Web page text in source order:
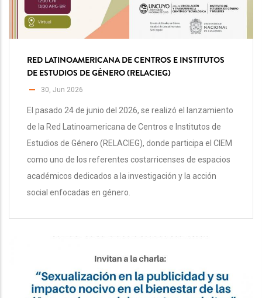
RED LATINOAMERICANA DE CENTROS E INSTITUTOS
DE ESTUDIOS DE GÉNERO (RELACIEG)
30, Jun 2026
El pasado 24 de junio del 2026, se realizó el lanzamiento
de la Red Latinoamericana de Centros e Institutos de
Estudios de Género (RELACIEG), donde participa el CIEM
como uno de los referentes costarricenses de espacios
académicos dedicados a la investigación y la acción
social enfocadas en género.